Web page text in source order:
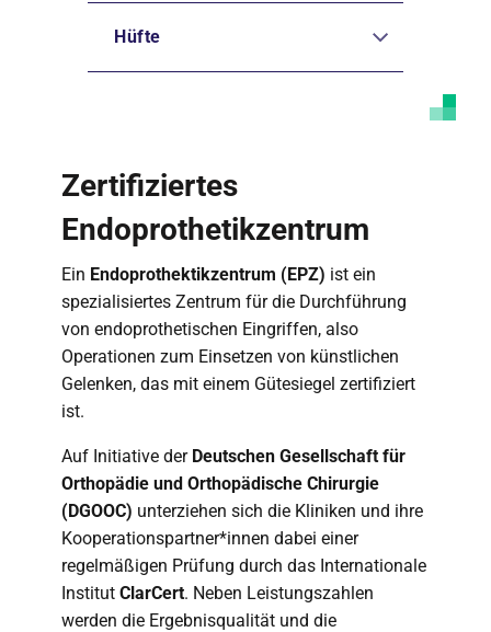
Hüfte
Zertifiziertes
Endoprothetikzentrum
Ein Endoprothektikzentrum (EPZ) ist ein
spezialisiertes Zentrum für die Durchführung
von endoprothetischen Eingriffen, also
Operationen zum Einsetzen von künstlichen
Gelenken, das mit einem Gütesiegel zertifiziert
ist.
Auf Initiative der Deutschen Gesellschaft für
Orthopädie und Orthopädische Chirurgie
(DGOOC) unterziehen sich die Kliniken und ihre
Kooperationspartner*innen dabei einer
regelmäßigen Prüfung durch das Internationale
Institut ClarCert. Neben Leistungszahlen
werden die Ergebnisqualität und die